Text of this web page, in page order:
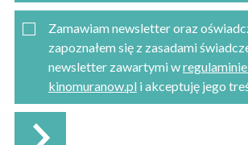
Zamawiam newsletter oraz
zapoznałem się z zasadami
newsletter zawartymi w
kinomuranow.pl i akceptuję jego